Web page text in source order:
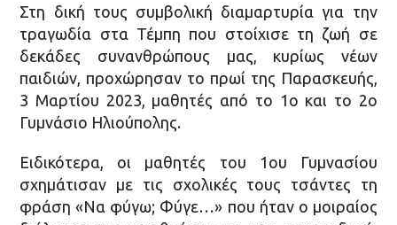
Στη δική τους συμβολική διαμαρτυρία για την
τραγωδία στα Τέμπη που στοίχισε τη ζωή σε
δεκάδες συνανθρώπους μας, κυρίως νέων
παιδιών, προχώρησαν το πρωί της Παρασκευής,
3 Μαρτίου 2023, μαθητές από το 1ο και το 2ο
Γυμνάσιο Ηλιούπολης.
Ειδικότερα, οι μαθητές του 1ου Γυμνασίου
σχημάτισαν με τις σχολικές τους τσάντες τη
φράση «Να φύγω; Φύγε…» που ήταν ο μοιραίος